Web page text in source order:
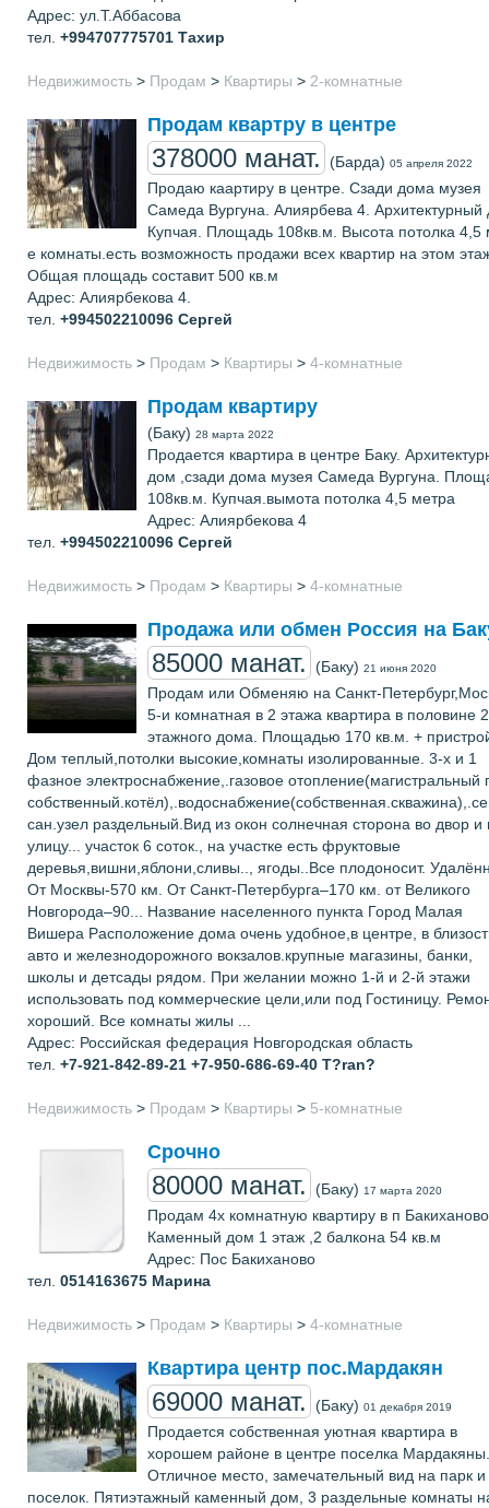
Адрес: ул.Т.Аббасова
тел. +994707775701 Тахир
Недвижимость > Продам > Квартиры > 2-комнатные
Продам квартру в центре
378000 манат. (Барда) 05 апреля 2022
Продаю каартиру в центре. Сзади дома музея
Самеда Вургуна. Алиярбева 4. Архитектурный
Купчая. Площадь 108кв.м. Высота потолка 4,5
е комнаты.есть возможность продажи всех квартир на этом
Общая площадь составит 500 кв.м
Адрес: Алиярбекова 4.
тел. +994502210096 Сергей
Недвижимость > Продам > Квартиры > 4-комнатные
Продам квартиру
(Баку) 28 марта 2022
Продается квартира в центре Баку.
дом ,сзади дома музея Самеда Вургуна.
108кв.м. Купчая.вымота потолка 4,5 метра
Адрес: Алиярбекова 4
тел. +994502210096 Сергей
Недвижимость > Продам > Квартиры > 4-комнатные
Продажа или обмен Россия на
85000 манат. (Баку) 21 июня 2020
Продам или Обменяю на Санкт-
5-и комнатная в 2 этажа квартира в половине
этажного дома. Площадью 170 кв.м. +
Дом теплый,потолки высокие,комнаты изолированные. 3-х и 1
фазное электроснабжение,.газовое отопление(магистральный
сан.узел раздельный.Вид из окон солнечная сторона во двор и
улицу... участок 6 соток., на участке есть фруктовые
деревья,вишни,яблони,сливы.., ягоды..Все плодоносит.
От Москвы-570 км. От Санкт-Петербурга–170 км. от Великого
Новгорода–90... Название населенного пункта Город Малая
Вишера Расположение дома очень удобное,в центре, в
авто и железнодорожного вокзалов.крупные магазины, банки,
школы и детсады рядом. При желании можно 1-й и 2-й этажи
использовать под коммерческие цели,или под Гостиницу.
хороший. Все комнаты жилы ...
Адрес: Российская федерация Новгородская область
тел. +7-921-842-89-21 +7-950-686-69-40 T?ran?
Недвижимость > Продам > Квартиры > 5-комнатные
Срочно
80000 манат. (Баку) 17 марта 2020
Продам 4х комнатную квартиру в п Бакиханово
Каменный дом 1 этаж ,2 балкона 54 кв.м
Адрес: Пос Бакиханово
тел. 0514163675 Марина
Недвижимость > Продам > Квартиры > 4-комнатные
Квартира центр пос.Мардакян
69000 манат. (Баку) 01 декабря 2019
Продается собственная уютная квартира в
хорошем районе в центре поселка Мардакяны.
Отличное место, замечательный вид на парк и
поселок. Пятиэтажный каменный дом, 3 раздельные комнаты